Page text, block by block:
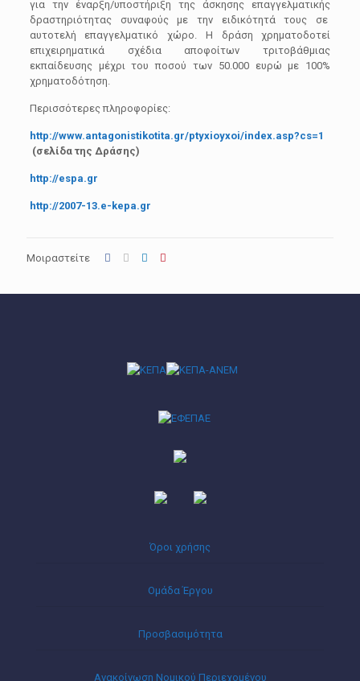
για την έναρξη/υποστήριξη της άσκησης επαγγελματικής
δραστηριότητας συναφούς με την ειδικότητά τους σε
αυτοτελή επαγγελματικό χώρο. Η δράση χρηματοδοτεί
επιχειρηματικά σχέδια αποφοίτων τριτοβάθμιας
εκπαίδευσης μέχρι του ποσού των 50.000 ευρώ με 100%
χρηματοδότηση.
Περισσότερες πληροφορίες:
http://www.antagonistikotita.gr/ptyxioyxoi/index.asp?cs=1
(σελίδα της Δράσης)
http://espa.gr
http://2007-13.e-kepa.gr
Μοιραστείτε
Όροι χρήσης
Ομάδα Έργου
Προσβασιμότητα
Ανακοίνωση Νομικού Περιεχομένου